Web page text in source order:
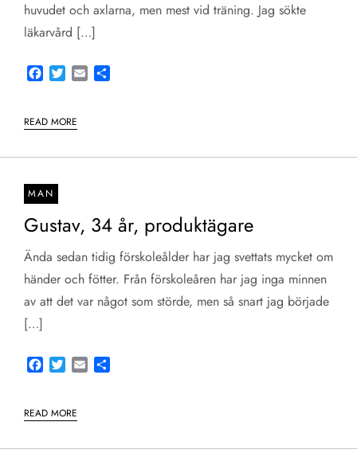
huvudet och axlarna, men mest vid träning. Jag sökte
läkarvård […]
Facebook
TwitterEmail
READ MORE
MAN
Gustav, 34 år, produktägare
Ända sedan tidig förskoleålder har jag svettats mycket om
händer och fötter. Från förskoleåren har jag inga minnen
av att det var något som störde, men så snart jag började
[…]
Facebook
TwitterEmail
READ MORE